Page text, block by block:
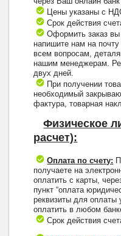
Цены указаны с
Срок действия
Оформить заказ
напишите нам на
всем вопросам,
нашим менеджерам.
двух дней.
При получении
необходимый
фактура, товарная
Физическое
расчет):
Оплата по счету:
получаете на
оплатить с карты,
пункт “оплата
реквизиты для оплаты
оплатить в любом
Срок действия